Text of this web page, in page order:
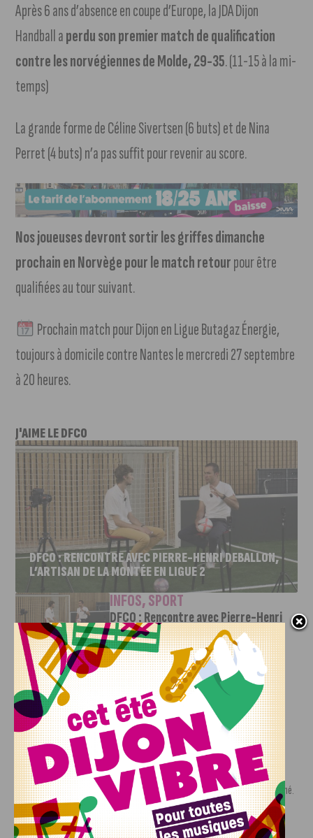
Après 6 ans d’absence en coupe d’Europe, la JDA Dijon
Handball aperdu son premier match de qualification
contre les norvégiennes de Molde, 29-35. (11-15 à la mi-
temps)
La grande forme de Céline Sivertsen (6 buts) et de Nina
Perret (4 buts) n’a pas suffit pour revenir au score.
Nos joueuses devront sortir les griffes dimanche
prochain en Norvège pour le match retourpour être
qualifiées au tour suivant.
Prochain match pour Dijon en Ligue Butagaz Énergie,
toujours à domicile contre Nantes le mercredi 27 septembre
à 20 heures.
J'AIME LE DFCO
DFCO : RENCONTRE AVEC PIERRE-HENRI DEBALLON,
L’ARTISAN DE LA MONTÉE EN LIGUE 2
INFOS,SPORT
DFCO : Rencontre avec Pierre-Henri
Deballon, l’artisan de la montée en
Ligue 2
7 AOÛT, 2026
Le DFCO est de retour en Ligue 2 après trois ans
d’absence. La saison...
INFOS,SPORT
Nouvelle arrivée à la JDA Basket,
Shevon Thompson est dijonnais
7 AOÛT, 2026
Le mercato estival de la JDA n’est pas encore terminé.
Une nouvelle recrue vient...